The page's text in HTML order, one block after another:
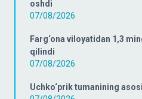
oshdi
07/08/2026
Farg‘ona viloyatidan 1,3
qilindi
07/08/2026
Uchko‘prik tumanining